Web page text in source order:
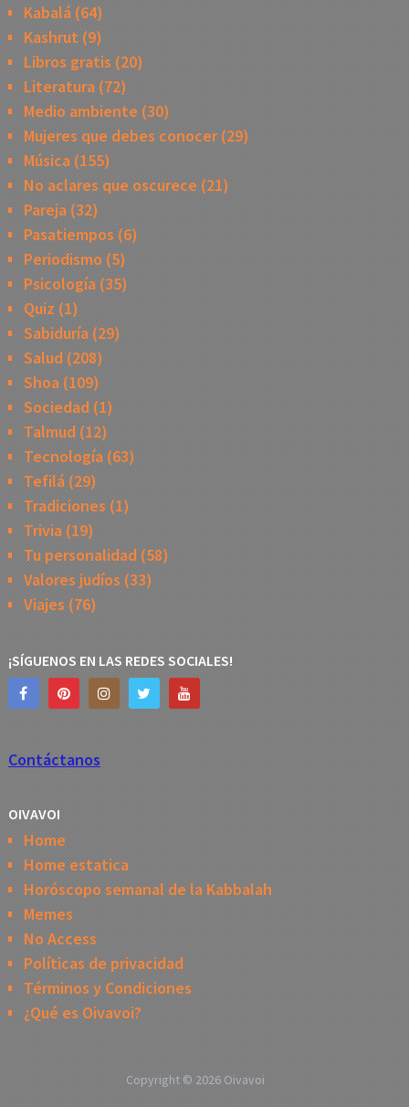
Kabalá(64)
Kashrut (9)
Libros gratis (20)
Literatura(72)
Medio ambiente (30)
Mujeres que debes conocer(29)
Música(155)
No aclares que oscurece (21)
Pareja(32)
Pasatiempos (6)
Periodismo (5)
Psicología(35)
Quiz (1)
Sabiduría(29)
Salud (208)
Shoa(109)
Sociedad(1)
Talmud (12)
Tecnología(63)
Tefilá(29)
Tradiciones (1)
Trivia(19)
Tu personalidad(58)
Valores judíos (33)
Viajes (76)
¡SÍGUENOS EN LAS REDES SOCIALES!
Contáctanos
OIVAVOI
Home
Home estatica
Horóscopo semanal de la Kabbalah
Memes
No Access
Políticas de privacidad
Términos y Condiciones
¿Qué es Oivavoi?
Copyright © 2026 Oivavoi